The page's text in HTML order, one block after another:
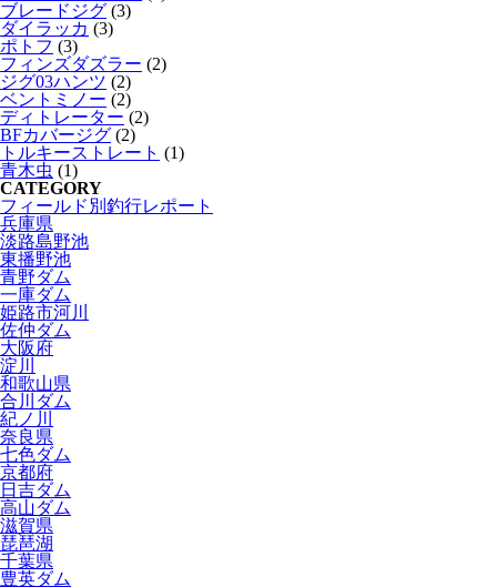
ブレードジグ (3)
ダイラッカ (3)
ポトフ (3)
フィンズダズラー (2)
ジグ03ハンツ (2)
ベントミノー (2)
ディトレーター (2)
BFカバージグ (2)
トルキーストレート (1)
青木虫 (1)
CATEGORY
フィールド別釣行レポート
兵庫県
淡路島野池
東播野池
青野ダム
一庫ダム
姫路市河川
佐仲ダム
大阪府
淀川
和歌山県
合川ダム
紀ノ川
奈良県
七色ダム
京都府
日吉ダム
高山ダム
滋賀県
琵琶湖
千葉県
豊英ダム